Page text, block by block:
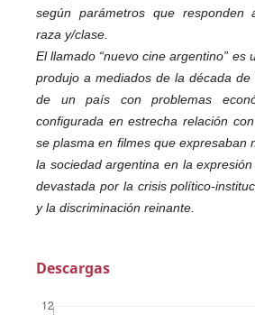
según parámetros que responden
raza y/clase.
El llamado “nuevo cine argentino” es
produjo a mediados de la década
de un país con problemas
configurada en estrecha relación
se plasma en filmes que expresaban
la sociedad argentina en la
devastada por la crisis político-
y la discriminación reinante.
Descargas